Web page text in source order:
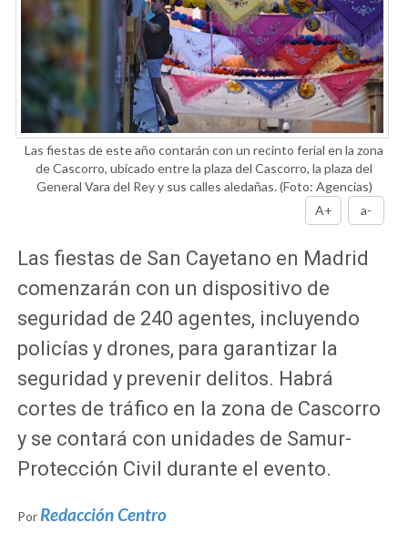
Las fiestas de este año contarán con un recinto ferial en la zona
de Cascorro, ubicado entre la plaza del Cascorro, la plaza del
General Vara del Rey y sus calles aledañas.(Foto: Agencias)
A+
a-
Las fiestas de San Cayetano en Madrid
comenzarán con un dispositivo de
seguridad de 240 agentes, incluyendo
policías y drones, para garantizar la
seguridad y prevenir delitos. Habrá
cortes de tráfico en la zona de Cascorro
y se contará con unidades de Samur-
Protección Civil durante el evento.
Por Redacción Centro